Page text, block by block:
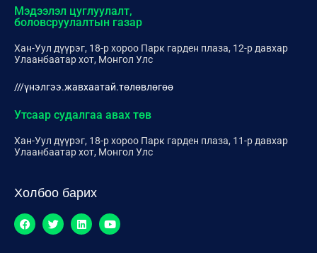
Мэдээлэл цуглуулалт,
боловсруулалтын газар
Хан-Уул дүүрэг, 18-р хороо Парк гарден плаза, 12-р давхар
Улаанбаатар хот, Монгол Улс
///үнэлгээ.жавхаатай.төлөвлөгөө
Утсаар судалгаа авах төв
Хан-Уул дүүрэг, 18-р хороо Парк гарден плаза, 11-р давхар
Улаанбаатар хот, Монгол Улс
Холбоо барих